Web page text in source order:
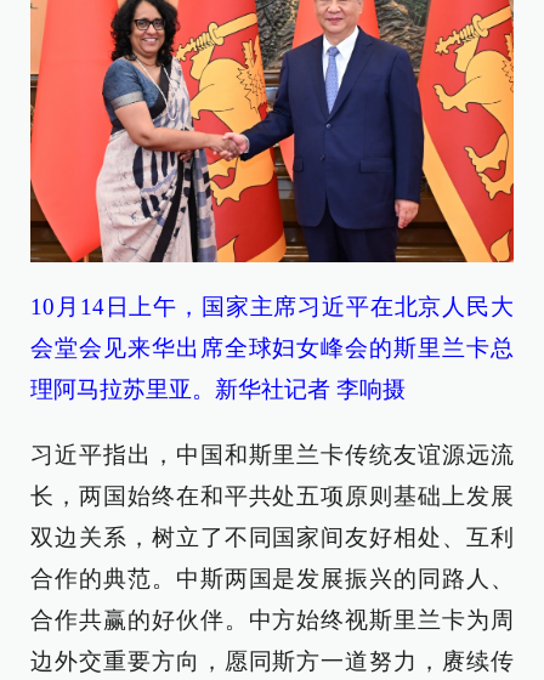
10月14日上午，国家主席习近平在北京人民大
会堂会见来华出席全球妇女峰会的斯里兰卡总
理阿马拉苏里亚。新华社记者 李响摄
习近平指出，中国和斯里兰卡传统友谊源远流
长，两国始终在和平共处五项原则基础上发展
双边关系，树立了不同国家间友好相处、互利
合作的典范。中斯两国是发展振兴的同路人、
合作共赢的好伙伴。中方始终视斯里兰卡为周
边外交重要方向，愿同斯方一道努力，赓续传